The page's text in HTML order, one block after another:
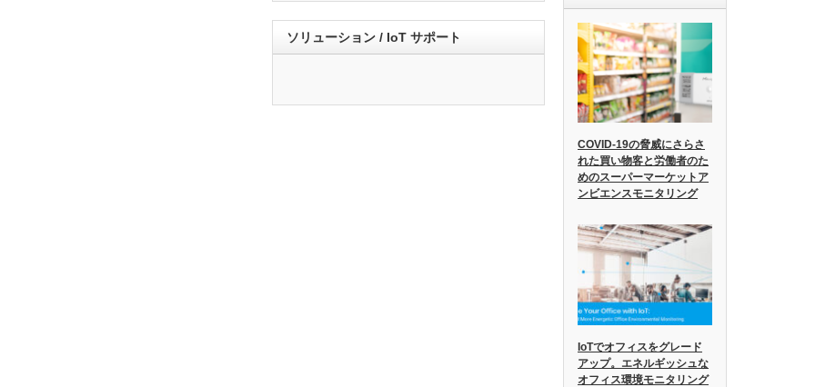
ソリューション / IoT サポート
COVID-19の脅威にさらさ
れた買い物客と労働者のた
めのスーパーマーケットア
ンビエンスモニタリング
IoTでオフィスをグレード
アップ。エネルギッシュな
オフィス環境モニタリング